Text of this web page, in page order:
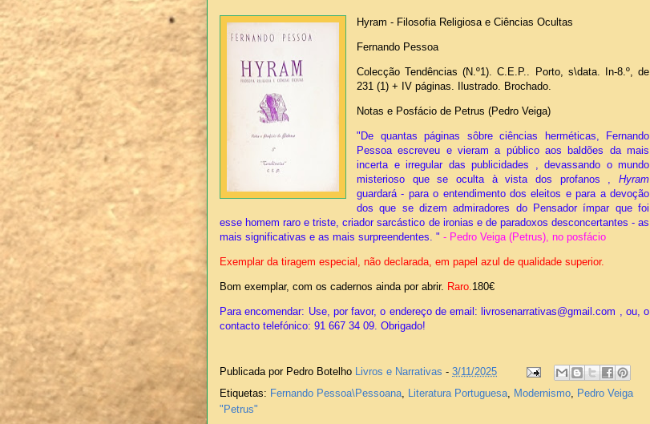
Hyram - Filosofia Religiosa e Ciências Ocultas
Fernando Pessoa
Colecção Tendências (N.º1). C.E.P.. Porto, s\data. In-8.º, de
231 (1) + IV páginas. Ilustrado. Brochado.
Notas e Posfácio de Petrus (Pedro Veiga)
"De quantas páginas sôbre ciências herméticas, Fernando
Pessoa escreveu e vieram a público aos baldões da mais
incerta e irregular das publicidades , devassando o mundo
misterioso que se oculta à vista dos profanos , Hyram
guardará - para o entendimento dos eleitos e para a devoção
dos que se dizem admiradores do Pensador ímpar que foi
esse homem raro e triste, criador sarcástico de ironias e de paradoxos desconcertantes - as
mais significativas e as mais surpreendentes. " - Pedro Veiga (Petrus), no posfácio
Exemplar da tiragem especial, não declarada, em papel azul de qualidade superior.
Bom exemplar, com os cadernos ainda por abrir. Raro.180€
Para encomendar: Use, por favor, o endereço de email: livrosenarrativas@gmail.com , ou, o
contacto telefónico: 91 667 34 09. Obrigado!
Publicada por Pedro Botelho Livros e Narrativas - 3/11/2025
Etiquetas: Fernando Pessoa\Pessoana, Literatura Portuguesa, Modernismo, Pedro Veiga
"Petrus"